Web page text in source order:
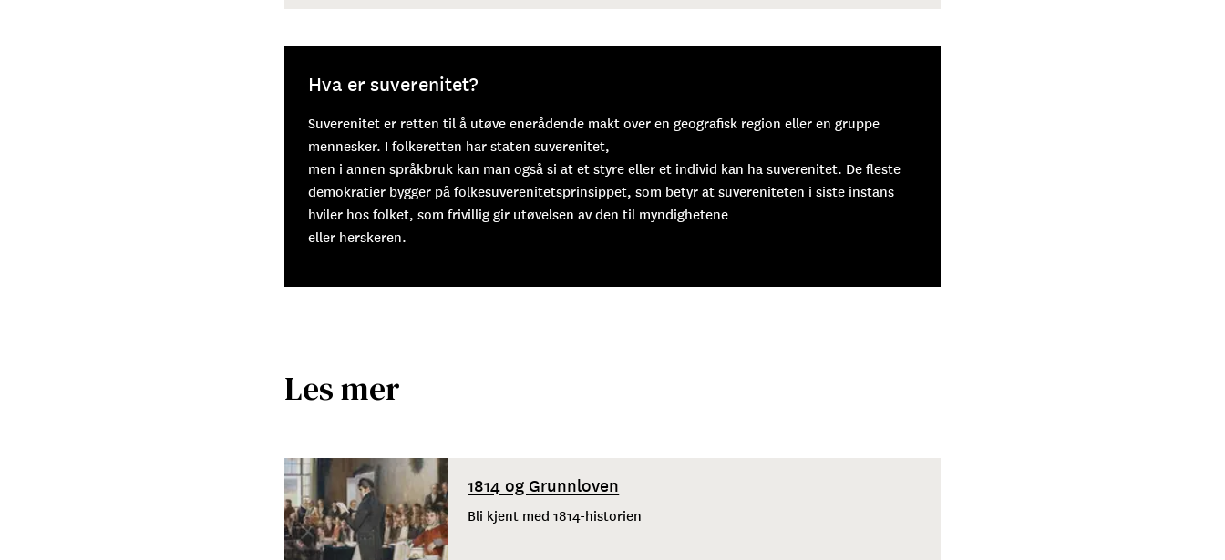
Hva er suverenitet?
Suverenitet er retten til å utøve enerådende makt over en geografisk region eller en gruppe
mennesker. I folkeretten har staten suverenitet,
men i annen språkbruk kan man også si at et styre eller et individ kan ha suverenitet. De fleste
demokratier bygger på folkesuverenitetsprinsippet, som betyr at suvereniteten i siste instans
hviler hos folket, som frivillig gir utøvelsen av den til myndighetene
eller herskeren.
Les mer
1814 og Grunnloven
Bli kjent med 1814-historien